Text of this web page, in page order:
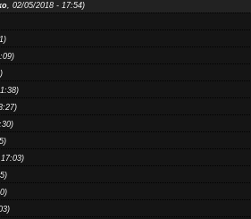
, 02/05/2018 - 17:54)